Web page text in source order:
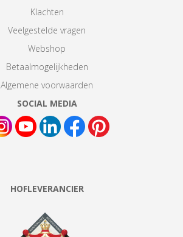
Klachten
Veelgestelde vragen
Webshop
Betaalmogelijkheden
Algemene voorwaarden
SOCIAL MEDIA
HOFLEVERANCIER